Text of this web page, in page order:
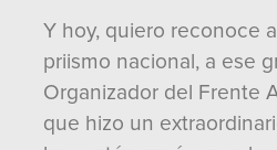
Y hoy, quiero reconoce
priismo nacional, a ese
Organizador del Frente
que hizo un